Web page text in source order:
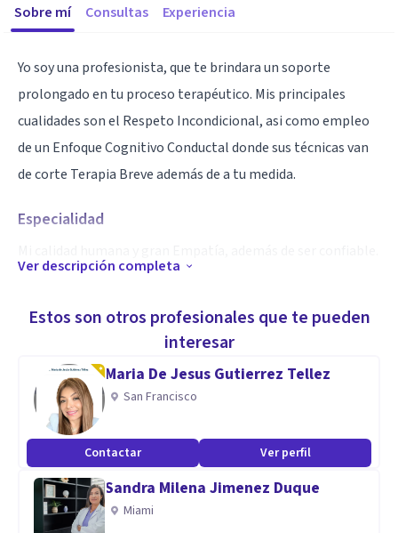
Sobre mí Consultas Experiencia
Yo soy una profesionista, que te brindara un soporte
prolongado en tu proceso terapéutico. Mis principales
cualidades son el Respeto Incondicional, asi como empleo
de un Enfoque Cognitivo Conductal donde sus técnicas van
de corte Terapia Breve además de a tu medida.
Especialidad
Mi acentuación es mayormente clínica y cuento con la
capacidad de trabajar con casos de ideación suicida. Ya que
labore en una clínica psiquiátrica, en donde mi atención se
brindo desde el área de Urgencias hasta la hospitalización.
Ver descripción completa
Estos son otros profesionales que te pueden
interesar
Maria De Jesus Gutierrez Tellez
San Francisco
Contactar Ver perfil
Sandra Milena Jimenez Duque
Miami